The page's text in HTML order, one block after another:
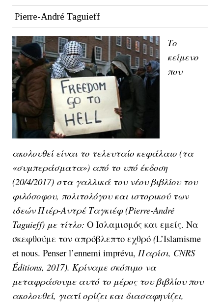
Pierre-André Taguieff
Το
κείμενο
που
ακολουθεί είναι το τελευταίο κεφάλαιο (τα
«συμπεράσματα») από το υπό έκδοση
(20/4/2017) στα γαλλικά του νέου βιβλίου του
φιλόσοφου, πολιτολόγου και ιστορικού των
ιδεών Πιέρ-Αντρέ Ταγκιέφ (Pierre-André
Taguieff) με τίτλο: Ο Ισλαμισμός και εμείς. Να
σκεφθούμε τον απρόβλεπτο εχθρό (L’Islamisme
et nous. Penser l’ennemi imprévu, Παρίσι, CNRS
Éditions, 2017). Κρίναμε σκόπιμο να
μεταφράσουμε αυτό το μέρος του βιβλίου που
ακολουθεί, γιατί ορίζει και διασαφηνίζει,